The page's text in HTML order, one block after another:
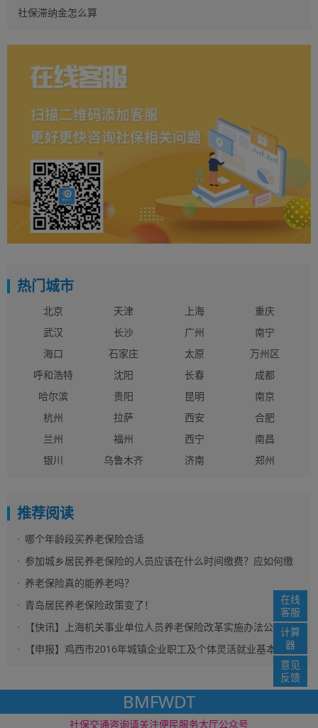
社保滞纳金怎么算
热门城市
北京 天津 上海
重庆
武汉
长沙 广州
南宁
海口
石家庄 太原
万州区
呼和浩特
沈阳 长春
成都
哈尔滨
贵阳 昆明
南京
杭州
拉萨 西安
合肥
兰州
福州 西宁
南昌
银川
乌鲁木齐 济南 郑州
推荐阅读
哪个年龄段买养老保险合适
参加城乡居民养老保险的人员应该在什么时间缴费？应如何缴
费？
养老保险真的能养老吗？
青岛居民养老保险政策变了！
【快讯】上海机关事业单位人员养老保险改革实施办法公布
【申报】鸡西市2016年城镇企业职工及个体灵活就业基本养老
社保资讯网 版权所 免责声明
网站地图
在线
客服
计算
器
意见
反馈
BMFWDT
社保交通咨询请关注便民服务大厅公众号